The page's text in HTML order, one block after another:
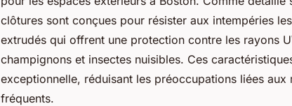
clôtures sont conçues pour résister aux intempéries
extrudés qui offrent une protection contre les rayons
champignons et insectes nuisibles. Ces
exceptionnelle, réduisant les préoccupations liées
fréquents.